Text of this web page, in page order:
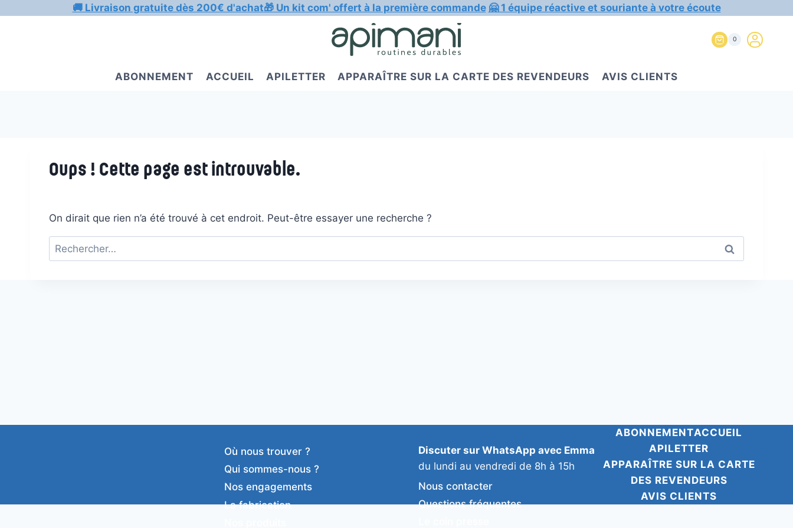
🚚 Livraison gratuite dès 200€ d'achat🎁 Un kit com' offert à la première commande 🤗 1 équipe réactive et souriante à votre écoute
0
ABONNEMENT ACCUEIL APILETTER APPARAÎTRE SUR LA CARTE DES REVENDEURS AVIS CLIENTS
Oups ! Cette page est introuvable.
On dirait que rien n’a été trouvé à cet endroit. Peut-être essayer une recherche ?
Rechercher :
Où nous trouver ?
Qui sommes-nous ?
Nos engagements
La fabrication
Discuter sur WhatsApp avec Emma
du lundi au vendredi de 8h à 15h
Nous contacter
Questions fréquentes
ABONNEMENTACCUEIL
APILETTER
APPARAÎTRE SUR LA CARTE
DES REVENDEURS
AVIS CLIENTS